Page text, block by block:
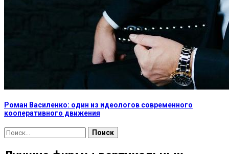
Роман Василенко: один из идеологов современного
кооперативного движения
Найти: